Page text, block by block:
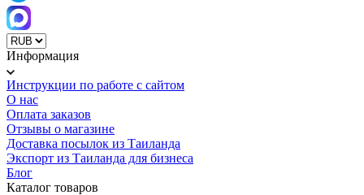
Информация
Инструкции по работе с сайтом
О нас
Оплата заказов
Отзывы о магазине
Доставка посылок из Таиланда
Экспорт из Таиланда для бизнеса
Блог
Каталог товаров